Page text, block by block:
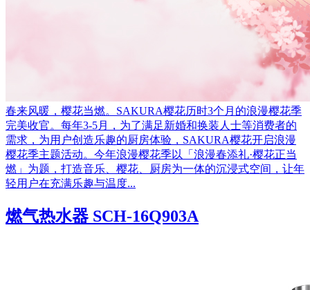
春来风暖，樱花当燃。SAKURA樱花历时3个月的浪漫樱花季
完美收官。每年3-5月，为了满足新婚和换装人士等消费者的
需求，为用户创造乐趣的厨房体验，SAKURA樱花开启浪漫
樱花季主题活动。今年浪漫樱花季以「浪漫春添礼·樱花正当
燃」为题，打造音乐、樱花、厨房为一体的沉浸式空间，让年
轻用户在充满乐趣与温度...
燃气热水器 SCH-16Q903A